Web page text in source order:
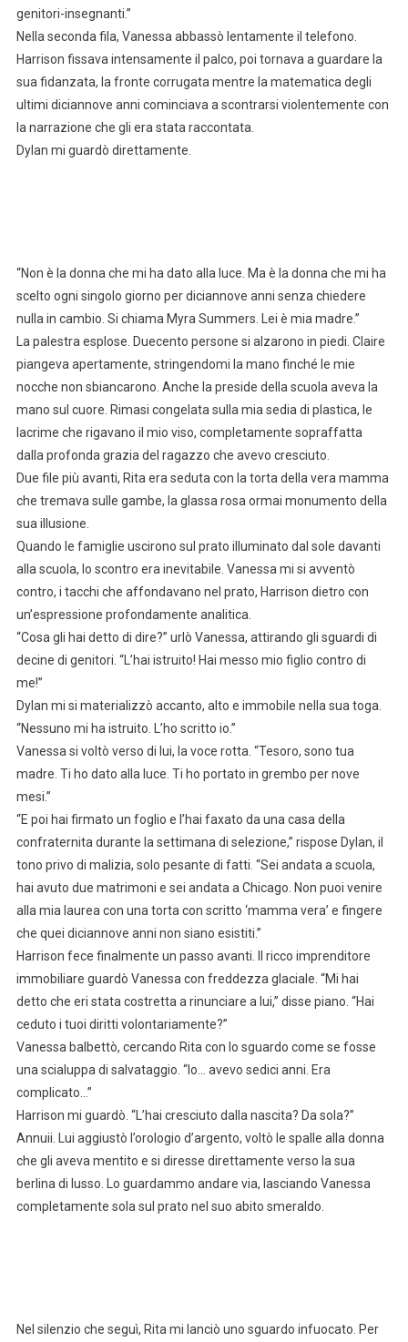
genitori-insegnanti.”
Nella seconda fila, Vanessa abbassò lentamente il telefono.
Harrison fissava intensamente il palco, poi tornava a guardare la
sua fidanzata, la fronte corrugata mentre la matematica degli
ultimi diciannove anni cominciava a scontrarsi violentemente con
la narrazione che gli era stata raccontata.
Dylan mi guardò direttamente.
“Non è la donna che mi ha dato alla luce. Ma è la donna che mi ha
scelto ogni singolo giorno per diciannove anni senza chiedere
nulla in cambio. Si chiama Myra Summers. Lei è mia madre.”
La palestra esplose. Duecento persone si alzarono in piedi. Claire
piangeva apertamente, stringendomi la mano finché le mie
nocche non sbiancarono. Anche la preside della scuola aveva la
mano sul cuore. Rimasi congelata sulla mia sedia di plastica, le
lacrime che rigavano il mio viso, completamente sopraffatta
dalla profonda grazia del ragazzo che avevo cresciuto.
Due file più avanti, Rita era seduta con la torta della vera mamma
che tremava sulle gambe, la glassa rosa ormai monumento della
sua illusione.
Quando le famiglie uscirono sul prato illuminato dal sole davanti
alla scuola, lo scontro era inevitabile. Vanessa mi si avventò
contro, i tacchi che affondavano nel prato, Harrison dietro con
un’espressione profondamente analitica.
“Cosa gli hai detto di dire?” urlò Vanessa, attirando gli sguardi di
decine di genitori. “L’hai istruito! Hai messo mio figlio contro di
me!”
Dylan mi si materializzò accanto, alto e immobile nella sua toga.
“Nessuno mi ha istruito. L’ho scritto io.”
Vanessa si voltò verso di lui, la voce rotta. “Tesoro, sono tua
madre. Ti ho dato alla luce. Ti ho portato in grembo per nove
mesi.”
“E poi hai firmato un foglio e l’hai faxato da una casa della
confraternita durante la settimana di selezione,” rispose Dylan, il
tono privo di malizia, solo pesante di fatti. “Sei andata a scuola,
hai avuto due matrimoni e sei andata a Chicago. Non puoi venire
alla mia laurea con una torta con scritto ‘mamma vera’ e fingere
che quei diciannove anni non siano esistiti.”
Harrison fece finalmente un passo avanti. Il ricco imprenditore
immobiliare guardò Vanessa con freddezza glaciale. “Mi hai
detto che eri stata costretta a rinunciare a lui,” disse piano. “Hai
ceduto i tuoi diritti volontariamente?”
Vanessa balbettò, cercando Rita con lo sguardo come se fosse
una scialuppa di salvataggio. “Io… avevo sedici anni. Era
complicato…”
Harrison mi guardò. “L’hai cresciuto dalla nascita? Da sola?”
Annuii. Lui aggiustò l’orologio d’argento, voltò le spalle alla donna
che gli aveva mentito e si diresse direttamente verso la sua
berlina di lusso. Lo guardammo andare via, lasciando Vanessa
completamente sola sul prato nel suo abito smeraldo.
Nel silenzio che seguì, Rita mi lanciò uno sguardo infuocato. Per